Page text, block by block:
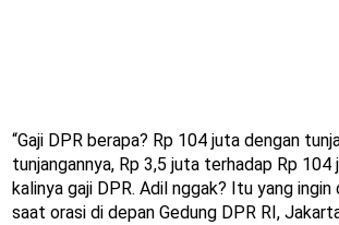
“Gaji DPR berapa? Rp 104 juta dengan
tunjangannya, Rp 3,5 juta terhadap Rp 104
kalinya gaji DPR. Adil nggak? Itu yang ingin
saat orasi di depan Gedung DPR RI,